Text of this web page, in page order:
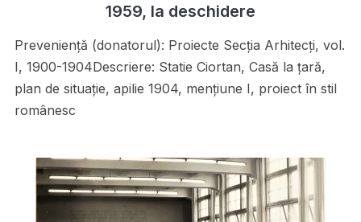
1959, la deschidere
Preveniență (donatorul): Proiecte Secţia Arhitecţi, vol.
I, 1900-1904Descriere: Statie Ciortan, Casă la ţară,
plan de situaţie, apilie 1904, menţiune I, proiect în stil
românesc